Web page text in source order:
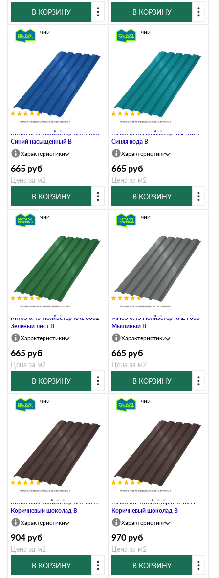
В КОРЗИНУ
В КОРЗИНУ
Профлист Металл Профиль
МП35 0.45 Полиэстер RAL 5005
Синий насыщенный B
В наличии
Характеристики
665 руб
Цена за м2
В КОРЗИНУ
Профлист Металл Профиль
МП35 0.45 Полиэстер RAL 5021
Синяя вода B
В наличии
Характеристики
665 руб
Цена за м2
В КОРЗИНУ
Профлист Металл Профиль
МП35 0.45 Полиэстер RAL 6002
Зеленый лист B
В наличии
Характеристики
665 руб
Цена за м2
В КОРЗИНУ
Профлист Металл Профиль
МП35 0.45 Полиэстер RAL 7005
Мышиный B
В наличии
Характеристики
665 руб
Цена за м2
В КОРЗИНУ
Профлист Металл Профиль
МП35 0.65 Полиэстер RAL 8017
Коричневый шоколад B
В наличии
Характеристики
904 руб
Цена за м2
В КОРЗИНУ
Профлист Металл Профиль
МП35 0.7 Полиэстер RAL 8017
Коричневый шоколад B
В наличии
Характеристики
970 руб
Цена за м2
В КОРЗИНУ